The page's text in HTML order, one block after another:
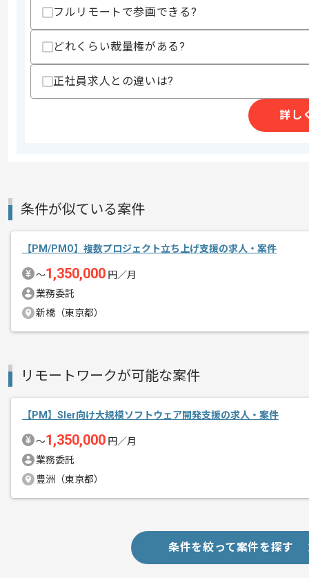
・クライアントの作業部門など非エン
・エンジニアと技術的なコミュニケー
・RDBMS(PostgreSQLなど)を用いたシ
歓迎スキル
・人事や総務および財務といったバッ
・ERPパッケージソフトと他システム
・AWS等のクラウド環境を利用したシ
・将来的なチーム拡大に向けた、メン
精算・お支払い
精算基準時間
140時間〜180時間
支払いサイト
作業開始日
エージェントからのコ
メント
経験豊富なメンバーと成長が出来る環境
スキルアップされたい方、長期的に参
フルリモートで参画できる?
どれくらい裁量権がある?
正社員求人との違いは?
詳し
条件が似ている案件
【PM/PMO】複数プロジェクト立ち上げ支援の求人・案件
〜1,350,000 円／月
業務委託
新橋（東京都）
リモートワークが可能な案件
【PM】Sler向け大規模ソフトウェア開発支援の求人・案件
〜1,350,000 円／月
業務委託
豊洲（東京都）
条件を絞って案件を探す